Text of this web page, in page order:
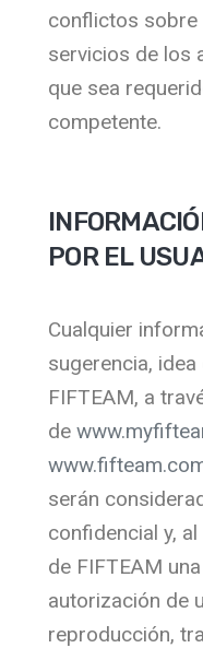
conflictos sobre
servicios de los
que sea
competente.
POR EL
Cualquier
sugerencia,
FIFTEAM, a
de
serán
confidencial y,
de FIFTEAM
autorización de
reproducción,